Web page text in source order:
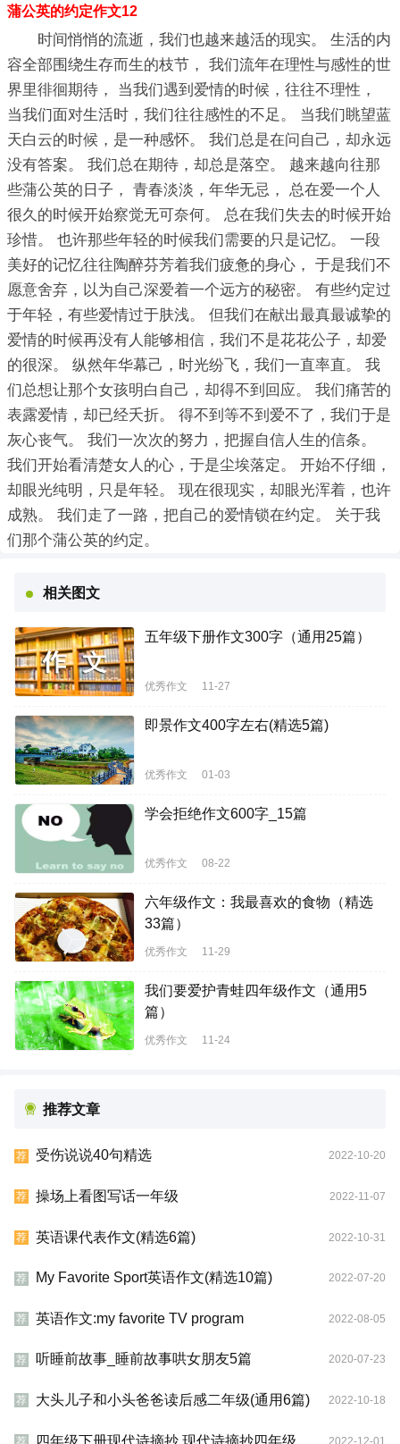
蒲公英的约定作文12
时间悄悄的流逝，我们也越来越活的现实。 生活的内
容全部围绕生存而生的枝节， 我们流年在理性与感性的世
界里徘徊期待， 当我们遇到爱情的时候，往往不理性，
当我们面对生活时，我们往往感性的不足。 当我们眺望蓝
天白云的时候，是一种感怀。 我们总是在问自己，却永远
没有答案。 我们总在期待，却总是落空。 越来越向往那
些蒲公英的日子， 青春淡淡，年华无忌， 总在爱一个人
很久的时候开始察觉无可奈何。 总在我们失去的时候开始
珍惜。 也许那些年轻的时候我们需要的只是记忆。 一段
美好的记忆往往陶醉芬芳着我们疲惫的身心， 于是我们不
愿意舍弃，以为自己深爱着一个远方的秘密。 有些约定过
于年轻，有些爱情过于肤浅。 但我们在献出最真最诚挚的
爱情的时候再没有人能够相信，我们不是花花公子，却爱
的很深。 纵然年华幕己，时光纷飞，我们一直率直。 我
们总想让那个女孩明白自己，却得不到回应。 我们痛苦的
表露爱情，却已经夭折。 得不到等不到爱不了，我们于是
灰心丧气。 我们一次次的努力，把握自信人生的信条。
我们开始看清楚女人的心，于是尘埃落定。 开始不仔细，
却眼光纯明，只是年轻。 现在很现实，却眼光浑着，也许
成熟。 我们走了一路，把自己的爱情锁在约定。 关于我
们那个蒲公英的约定。
相关图文
五年级下册作文300字（通用25篇）
优秀作文 11-27
即景作文400字左右(精选5篇)
优秀作文 01-03
学会拒绝作文600字_15篇
优秀作文 08-22
六年级作文：我最喜欢的食物（精选
33篇）
优秀作文 11-29
我们要爱护青蛙四年级作文（通用5
篇）
优秀作文 11-24
推荐文章
荐 受伤说说40句精选 2022-10-20
荐 操场上看图写话一年级 2022-11-07
荐 英语课代表作文(精选6篇) 2022-10-31
荐 My Favorite Sport英语作文(精选10篇) 2022-07-20
荐 英语作文:my favorite TV program 2022-08-05
荐 听睡前故事_睡前故事哄女朋友5篇 2020-07-23
荐 大头儿子和小头爸爸读后感二年级(通用6篇) 2022-10-18
荐 四年级下册现代诗摘抄 现代诗摘抄四年级 2022-12-01